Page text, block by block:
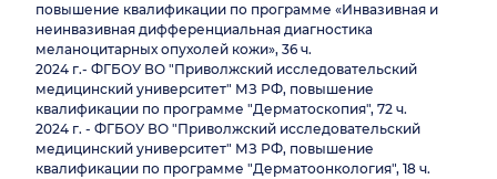
повышение квалификации по программе «Инвазивная и
неинвазивная дифференциальная диагностика
меланоцитарных опухолей кожи», 36 ч.
2024 г.- ФГБОУ ВО "Приволжский исследовательский
медицинский университет" МЗ РФ, повышение
квалификации по программе "Дерматоскопия", 72 ч.
2024 г. - ФГБОУ ВО "Приволжский исследовательский
медицинский университет" МЗ РФ, повышение
квалификации по программе "Дерматоонкология", 18 ч.